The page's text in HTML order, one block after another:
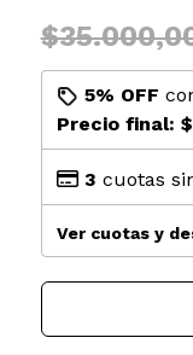
5% OFF
Precio final:
3 cuotas
Ver cuotas y